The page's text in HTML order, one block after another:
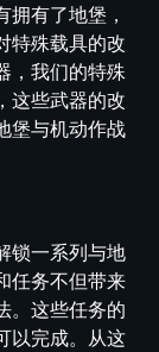
有了地堡，
特殊载具的改
，我们的特殊
这些武器的改
堡与机动作战
锁一系列与地
任务不但带来
。这些任务的
以完成。从这